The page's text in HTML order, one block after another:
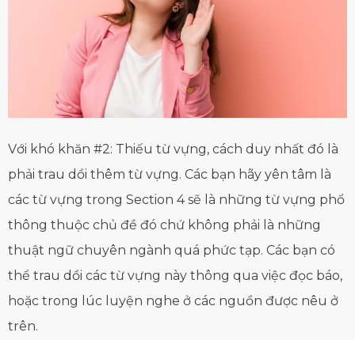
Với khó khăn #2: Thiếu từ vựng, cách duy nhất đó là
phải trau dồi thêm từ vựng. Các bạn hãy yên tâm là
các từ vựng trong Section 4 sẽ là những từ vựng phổ
thông thuộc chủ đề đó chứ không phải là những
thuật ngữ chuyên ngành quá phức tạp. Các bạn có
thể trau dồi các từ vựng này thông qua việc đọc báo,
hoặc trong lúc luyện nghe ở các nguồn được nêu ở
trên.